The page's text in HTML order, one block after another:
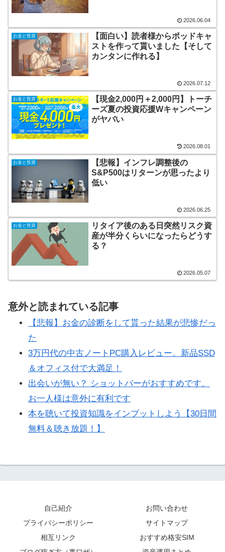
2026.06.04
お金と投資
【面白い】読者様からポッドキャ
ストを作って貰いました【そして
カンタンに作れる】
2026.07.12
お金と投資
【現金2,000円＋2,000円】トーチ
ーズ夏の投資応援Wキャンペーン
がヤバい
2026.08.01
お金と投資
【悲報】インフレ調整後の
S&P500はリターンが思ったより
低い
2026.06.25
お金と投資
リタイア後のある日突然リスク資
産が半分くらいになったらどうす
る？
2026.05.07
意外と読まれている記事
【悲報】お金の診断をして貰った結果が悲惨だっ
た
3万円代の中古ノートPC購入レビュー。新品SSD
＆オフィス付で大満足！
出会いが無い？ ショットバーがおすすめです。
お一人様は意外に有利です
本を聴いて投資知識をインプットしよう【30日間
無料＆聴き放題！】
自己紹介
お問い合わせ
プライバシーポリシー
サイトマップ
相互リンク
おすすめ格安SIM